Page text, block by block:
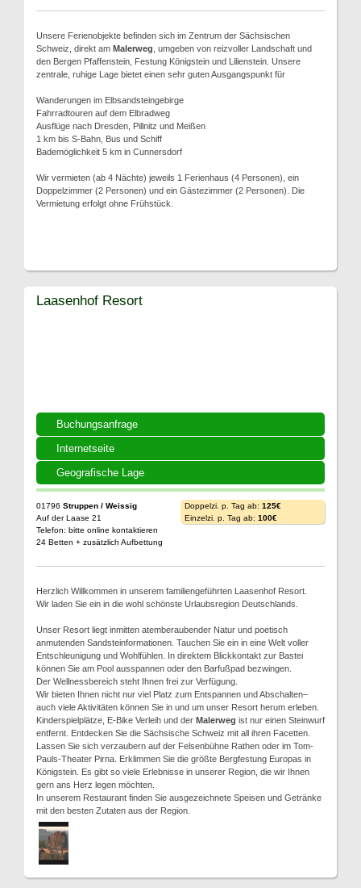
Unsere Ferienobjekte befinden sich im Zentrum der Sächsischen
Schweiz, direkt am Malerweg , umgeben von reizvoller Landschaft und
den Bergen Pfaffenstein, Festung Königstein und Lilienstein. Unsere
zentrale, ruhige Lage bietet einen sehr guten Ausgangspunkt für
Wanderungen im Elbsandsteingebirge
Fahrradtouren auf dem Elbradweg
Ausflüge nach Dresden, Pillnitz und Meißen
1 km bis S-Bahn, Bus und Schiff
Bademöglichkeit 5 km in Cunnersdorf
Wir vermieten (ab 4 Nächte) jeweils 1 Ferienhaus (4 Personen), ein
Doppelzimmer (2 Personen) und ein Gästezimmer (2 Personen). Die
Vermietung erfolgt ohne Frühstück.
Buchungsanfrage
Internetseite
Geografische Lage
Laasenhof Resort
01796 Struppen / Weissig
Auf der Laase 21
Telefon: bitte online kontaktieren
24 Betten + zusätzlich Aufbettung
Doppelzi. p. Tag ab: 125€
Einzelzi. p. Tag ab: 100€
Herzlich Willkommen in unserem familiengeführten Laasenhof Resort.
Wir laden Sie ein in die wohl schönste Urlaubsregion Deutschlands.
Unser Resort liegt inmitten atemberaubender Natur und poetisch
anmutenden Sandsteinformationen. Tauchen Sie ein in eine Welt voller
Entschleunigung und Wohlfühlen. In direktem Blickkontakt zur Bastei
können Sie am Pool ausspannen oder den Barfußpad bezwingen.
Der Wellnessbereich steht Ihnen frei zur Verfügung.
Wir bieten Ihnen nicht nur viel Platz zum Entspannen und Abschalten–
auch viele Aktivitäten können Sie in und um unser Resort herum erleben.
Kinderspielplätze, E-Bike Verleih und der Malerweg ist nur einen Steinwurf
entfernt. Entdecken Sie die Sächsische Schweiz mit all ihren Facetten.
Lassen Sie sich verzaubern auf der Felsenbühne Rathen oder im Tom-
Pauls-Theater Pirna. Erklimmen Sie die größte Bergfestung Europas in
Königstein. Es gibt so viele Erlebnisse in unserer Region, die wir Ihnen
gern ans Herz legen möchten.
In unserem Restaurant finden Sie ausgezeichnete Speisen und Getränke
mit den besten Zutaten aus der Region.